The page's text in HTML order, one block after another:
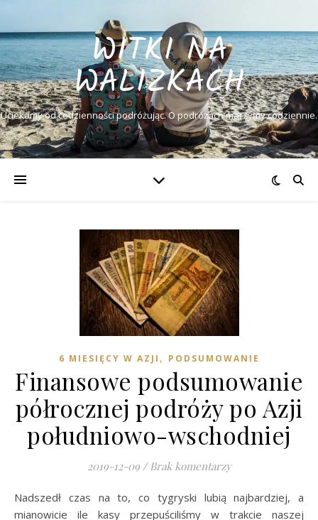
WITKI NA
WALIZKACH
Uciekamy od codzienności podróżując. O podróżach marzymy codziennie.
6 MIESIĘCY W AZJI , PODSUMOWANIE
Finansowe podsumowanie
półrocznej podróży po Azji
południowo-wschodniej
2019-12-09 / Brak komentarzy
Nadszedł czas na to, co tygryski lubią najbardziej, a
mianowicie ile kasy przepuściliśmy w trakcie naszej